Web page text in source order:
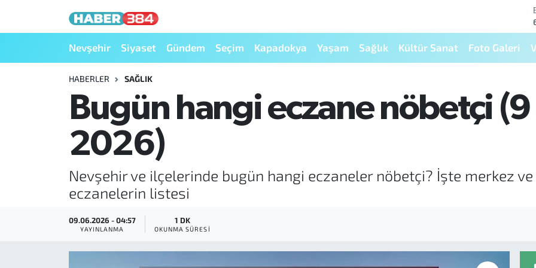
Nevşehir Siyaset Gündem Seçim Kapadokya Yaşam Sağlık Kültür Sanat Foto Galeri
HABERLER SAĞLIK
Bugün hangi eczane nöbetçi
2026)
Nevşehir ve ilçelerinde bugün hangi eczaneler nöbetçi? İşte merkez
eczanelerin listesi
09.06.2026 - 04:57
YAYINLANMA
1 DK
OKUNMA SÜRESI
Nöbetçi Eczaneler
Hava Durumu
Trafik Durumu
Süper Lig Puan Durumu ve Fikstür
Tüm Manşetler
Son Dakika Haberleri
Haber Arşivi